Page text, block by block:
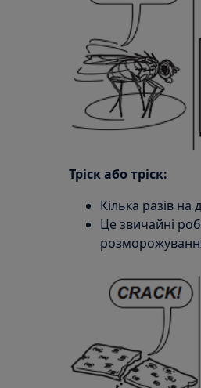
Тріск або тріск:
Кілька разів
Це звичайні